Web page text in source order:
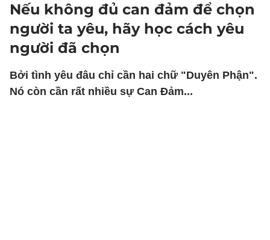
Nếu không đủ can đảm để chọn
người ta yêu, hãy học cách yêu
người đã chọn
Bởi tình yêu đâu chỉ cần hai chữ "Duyên Phận".
Nó còn cần rất nhiều sự Can Đảm...